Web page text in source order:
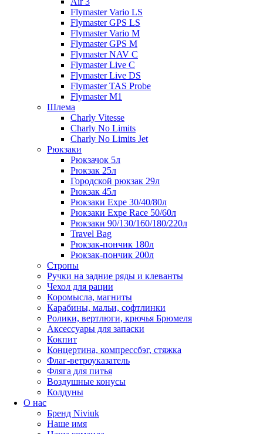
Flymaster Vario LS
Flymaster GPS LS
Flymaster Vario M
Flymaster GPS M
Flymaster NAV C
Flymaster Live C
Flymaster Live DS
Flymaster TAS Probe
Flymaster M1
Шлема
Charly Vitesse
Charly No Limits
Charly No Limits Jet
Рюкзаки
Рюкзачок 5л
Рюкзак 25л
Городской рюкзак 29л
Рюкзак 45л
Рюкзаки Expe 30/40/80л
Рюкзаки Expe Race 50/60л
Рюкзаки 90/130/160/180/220л
Travel Bag
Рюкзак-пончик 180л
Рюкзак-пончик 200л
Стропы
Ручки на задние ряды и клеванты
Чехол для рации
Коромысла, магниты
Карабины, мальи, софтлинки
Ролики, вертлюги, крючья Брюмеля
Аксессуары для запаски
Кокпит
Концертина, компрессбэг, стяжка
Флаг-ветроуказатель
Фляга для питья
Воздушные конусы
Колдуны
О нас
Бренд Niviuk
Наше имя